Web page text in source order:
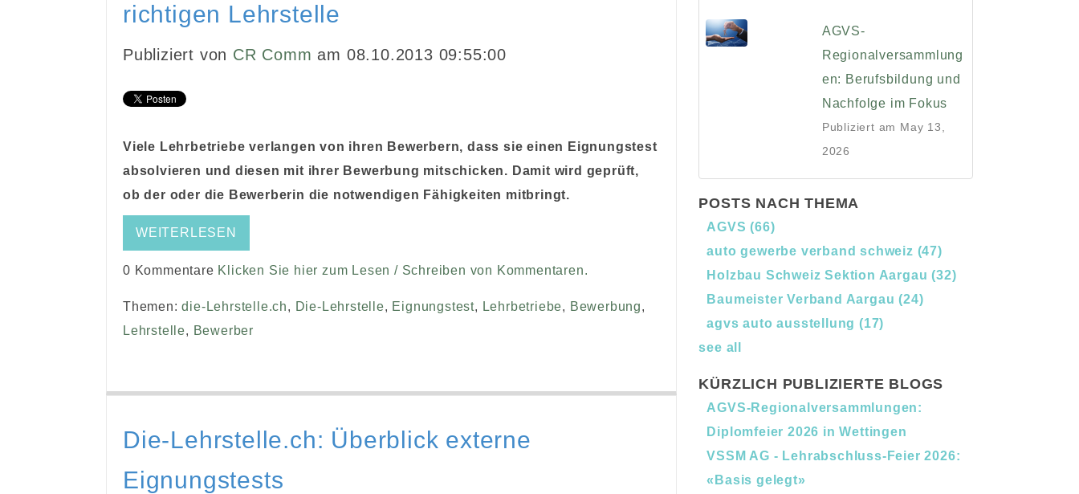
richtigen Lehrstelle
Publiziert von CR Comm am 08.10.2013 09:55:00
Viele Lehrbetriebe verlangen von ihren Bewerbern, dass sie einen Eignungstest
absolvieren und diesen mit ihrer Bewerbung mitschicken. Damit wird geprüft,
ob der oder die Bewerberin die notwendigen Fähigkeiten mitbringt.
WEITERLESEN
0 Kommentare Klicken Sie hier zum Lesen / Schreiben von Kommentaren.
Themen:die-Lehrstelle.ch, Die-Lehrstelle, Eignungstest, Lehrbetriebe, Bewerbung,
Lehrstelle, Bewerber
Die-Lehrstelle.ch: Überblick externe
Eignungstests
AGVS-
Regionalversammlung
en: Berufsbildung und
Nachfolge im Fokus
Publiziert am May 13,
2026
POSTS NACH THEMA
AGVS(66)
auto gewerbe verband schweiz (47)
Holzbau Schweiz Sektion Aargau(32)
Baumeister Verband Aargau(24)
agvs auto ausstellung(17)
see all
KÜRZLICH PUBLIZIERTE BLOGS
AGVS-Regionalversammlungen:
Diplomfeier 2026 in Wettingen
VSSM AG - Lehrabschluss-Feier 2026:
«Basis gelegt»